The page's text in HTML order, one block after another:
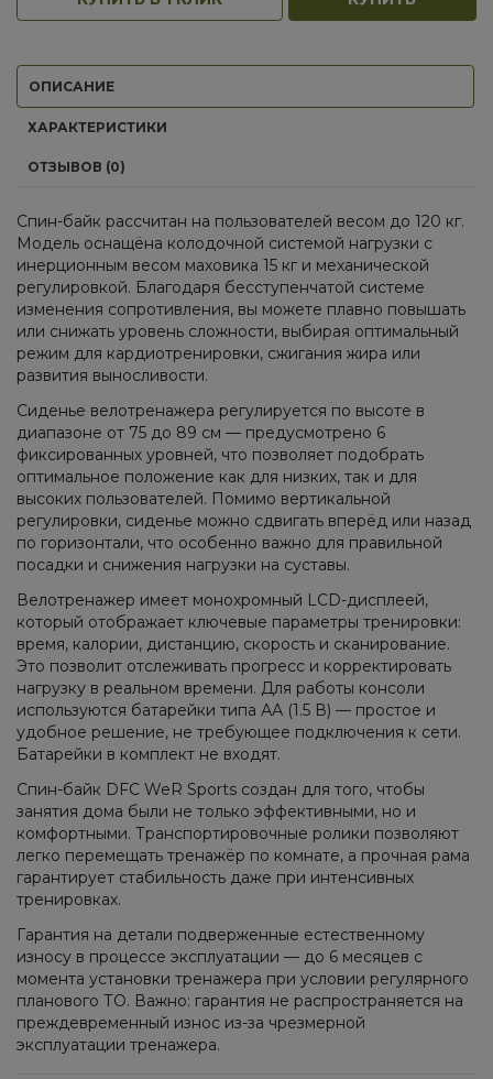
ОПИСАНИЕ
ХАРАКТЕРИСТИКИ
ОТЗЫВОВ (0)
Спин-байк рассчитан на пользователей весом до 120 кг.
Модель оснащёна колодочной системой нагрузки с
инерционным весом маховика 15 кг и механической
регулировкой. Благодаря бесступенчатой системе
изменения сопротивления, вы можете плавно повышать
или снижать уровень сложности, выбирая оптимальный
режим для кардиотренировки, сжигания жира или
развития выносливости.
Сиденье велотренажера регулируется по высоте в
диапазоне от 75 до 89 см — предусмотрено 6
фиксированных уровней, что позволяет подобрать
оптимальное положение как для низких, так и для
высоких пользователей. Помимо вертикальной
регулировки, сиденье можно сдвигать вперёд или назад
по горизонтали, что особенно важно для правильной
посадки и снижения нагрузки на суставы.
Велотренажер имеет монохромный LCD-дисплеей,
который отображает ключевые параметры тренировки:
время, калории, дистанцию, скорость и сканирование.
Это позволит отслеживать прогресс и корректировать
нагрузку в реальном времени. Для работы консоли
используются батарейки типа АА (1.5 В) — простое и
удобное решение, не требующее подключения к сети.
Батарейки в комплект не входят.
Спин-байк DFC WeR Sports создан для того, чтобы
занятия дома были не только эффективными, но и
комфортными. Транспортировочные ролики позволяют
легко перемещать тренажёр по комнате, а прочная рама
гарантирует стабильность даже при интенсивных
тренировках.
Гарантия на детали подверженные естественному
износу в процессе эксплуатации — до 6 месяцев с
момента установки тренажера при условии регулярного
планового ТО. Важно: гарантия не распространяется на
преждевременный износ из-за чрезмерной
эксплуатации тренажера.